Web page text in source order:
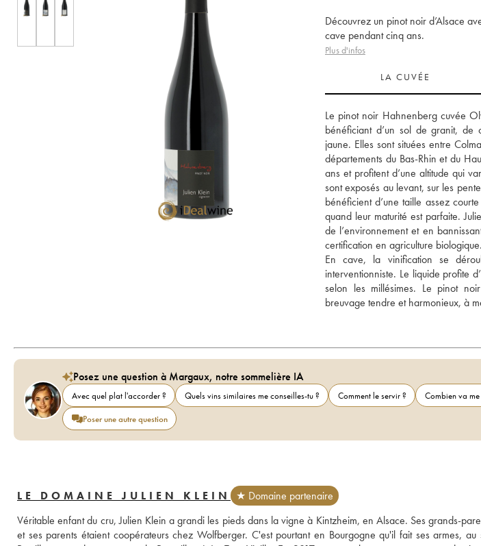
Découvrez un pinot noir d’Alsace
cave pendant cinq ans.
Plus d'infos
LA CUVÉE
Le pinot noir Hahnenberg cuvée
bénéficiant d’un sol de granit,
jaune. Elles sont situées entre
départements du Bas-Rhin et du
ans et profitent d’une altitude qui
sont exposés au levant, sur les
bénéficient d’une taille assez
quand leur maturité est parfaite.
de l’environnement et en
certification en agriculture biologique.
En cave, la vinification se
interventionniste. Le liquide profite
selon les millésimes. Le pinot
breuvage tendre et harmonieux, à
Posez une question à Margaux, notre sommelière IA
Avec quel plat l'accorder ? Quels vins similaires me conseilles-tu ? Comment le servir ?
Combien va
Poser une autre question
LE DOMAINE JULIEN KLEIN
★ Domaine partenaire
Véritable enfant du cru, Julien Klein a grandi les pieds dans la vigne à Kintzheim, en Alsace. Ses grands-
et ses parents étaient coopérateurs chez Wolfberger. C'est pourtant en Bourgogne qu'il fait ses armes,